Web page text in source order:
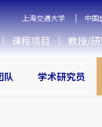
上海交通大学 中国
课程项目 教授/
队 学术研究员